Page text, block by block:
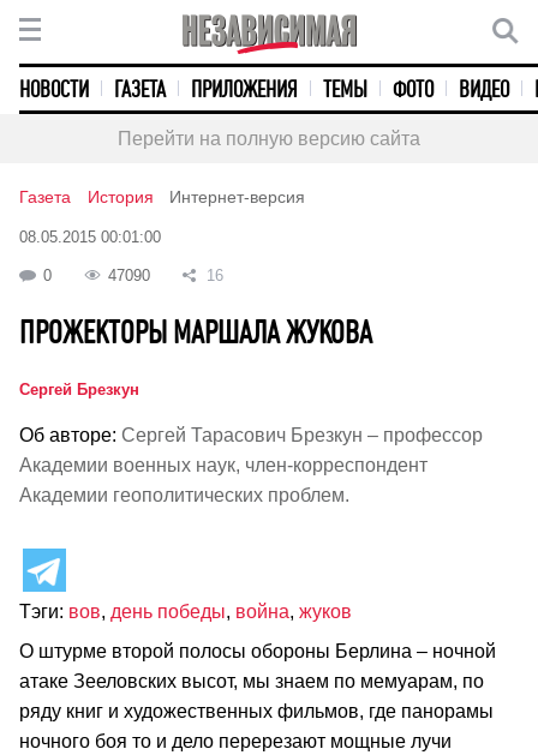
НОВОСТИ ГАЗЕТА ПРИЛОЖЕНИЯ ТЕМЫ ФОТО ВИДЕО
Перейти на полную версию сайта
Газета История Интернет-версия
08.05.2015 00:01:00
0 47090 16
ПРОЖЕКТОРЫ МАРШАЛА ЖУКОВА
Сергей Брезкун
Об авторе: Сергей Тарасович Брезкун – профессор
Академии военных наук, член-корреспондент
Академии геополитических проблем.
Тэги: вов, день победы, война, жуков
О штурме второй полосы обороны Берлина – ночной
атаке Зееловских высот, мы знаем по мемуарам, по
ряду книг и художественных фильмов, где панорамы
ночного боя то и дело перерезают мощные лучи